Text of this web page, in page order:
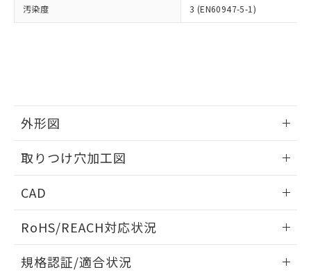
汚染度 3 (EN60947-5-1)
外形図
取りつけ穴加工図
CAD
ドすることができます。
RoHS/REACH対応状況
規格認証/適合状況
お客様が当ウェブサイト上で当社にご
指します。
※3 非含有証明書ダウンロード
51物質の非含有証明書（当社基準）
※本証明書は発行日時点で非含有を証明す
るもので、過去に遡って非含有を証明する
ものではありません。
また、RoHS指令のフタル酸エステル類４
欄に対応日を記載しておりました。
既に当社にて対応品への在庫切替を完了
していることから、特段のことがない限
り、2022年1月12日より割愛しておりま